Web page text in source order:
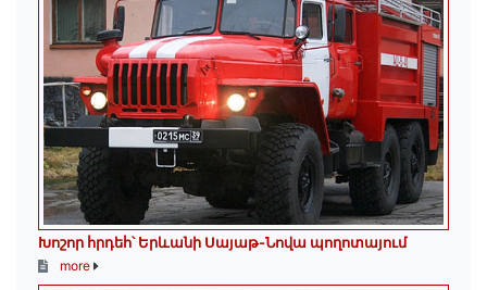
Խոշոր հրդեհ՝ Երևանի Սայաթ-Նովա պողոտայում
more